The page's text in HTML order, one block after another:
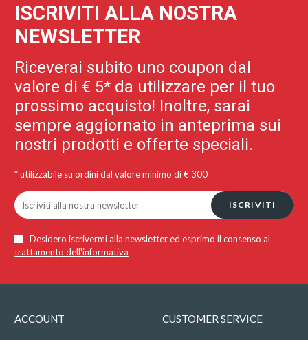
ISCRIVITI ALLA NOSTRA
NEWSLETTER
Riceverai subito uno coupon dal
valore di € 5* da utilizzare per il tuo
prossimo acquisto! Inoltre, sarai
sempre aggiornato in anteprima sui
nostri prodotti e offerte speciali.
* utilizzabile su ordini dal valore minimo di € 300
ISCRIVITI
Desidero iscrivermi alla newsletter ed esprimo il consenso al
trattamento dell'informativa
ACCOUNT CUSTOMER SERVICE